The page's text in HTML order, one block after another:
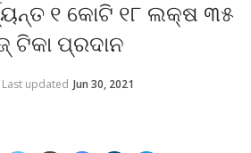
୧ କୋଟି ୧୮ ଲକ୍ଷ ୩୫
ଟିକା ପ୍ରଦାନ
Last updated Jun 30, 2021